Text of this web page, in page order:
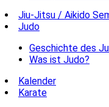
Jiu-Jitsu / Aikido
Judo
Geschichte des
Was ist Judo?
Kalender
Karate